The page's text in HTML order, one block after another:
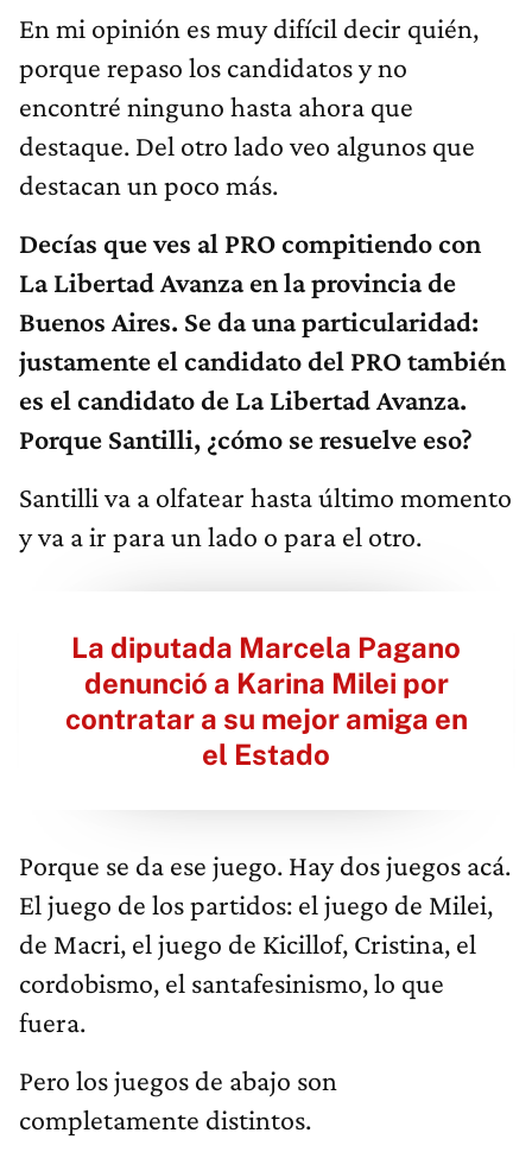
En mi opinión es muy difícil decir quién,
porque repaso los candidatos y no
encontré ninguno hasta ahora que
destaque. Del otro lado veo algunos que
destacan un poco más.
Decías que ves al PRO compitiendo con
La Libertad Avanza en la provincia de
Buenos Aires. Se da una particularidad:
justamente el candidato del PRO también
es el candidato de La Libertad Avanza.
Porque Santilli, ¿cómo se resuelve eso?
Santilli va a olfatear hasta último momento
y va a ir para un lado o para el otro.
La diputada Marcela Pagano
denunció a Karina Milei por
contratar a su mejor amiga en
el Estado
Porque se da ese juego. Hay dos juegos acá.
El juego de los partidos: el juego de Milei,
de Macri, el juego de Kicillof, Cristina, el
cordobismo, el santafesinismo, lo que
fuera.
Pero los juegos de abajo son
completamente distintos.